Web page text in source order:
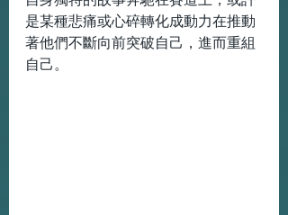
是某種悲痛或心碎轉化成動力在推動
著他們不斷向前突破自己，進而重組
自己。